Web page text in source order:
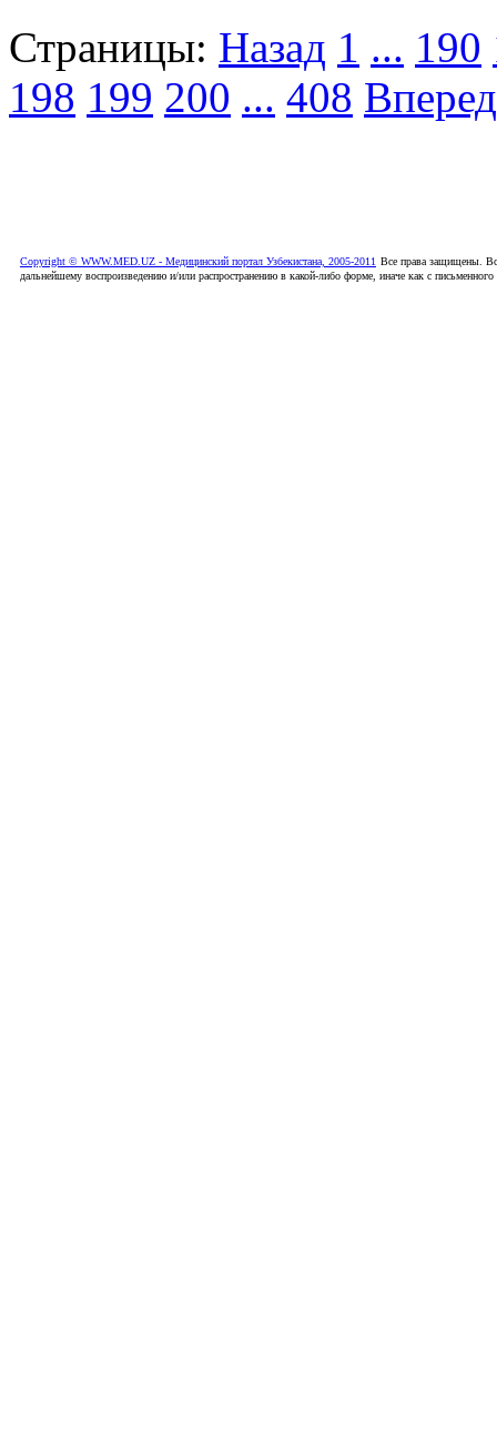
Страницы: Назад 1 ... 190
198 199 200 ... 408 Вперед
Copyright © WWW.MED.UZ - Медицинский портал Узбекистана, 2005-2011 Все права защищены.
дальнейшему воспроизведению и/или распространению в какой-либо форме, иначе как с